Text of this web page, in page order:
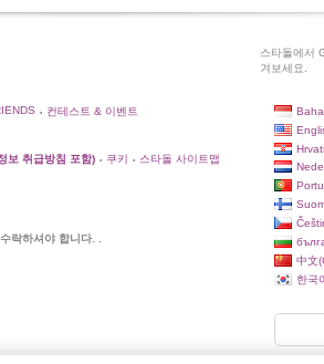
스타돌에서
겨보세요.
• 컨테스트 & 이벤트
보 취급방침 포함) • 쿠키 • 스타돌 사이트맵
수락하셔야 합니다. .
中文
한국